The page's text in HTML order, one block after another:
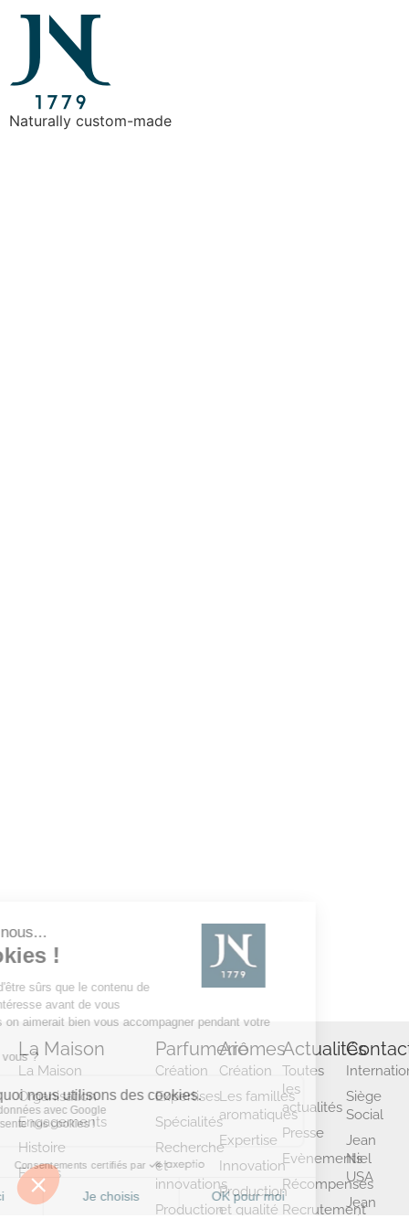
Naturally custom-made
La Maison
La Maison
Organisation
Engagements
Histoire
Filiales
Parfumerie
Création
Expertises
Spécialités
Recherche
et
innovations
Production
Arômes
Création
Les familles
aromatiques
Expertise
Innovation
Production
et qualité
Actualités
Toutes
les
actualités
Presse
Evènements
Récompenses
Recrutement
Siège
Social
Jean
Niel
USA
Jean
Niel